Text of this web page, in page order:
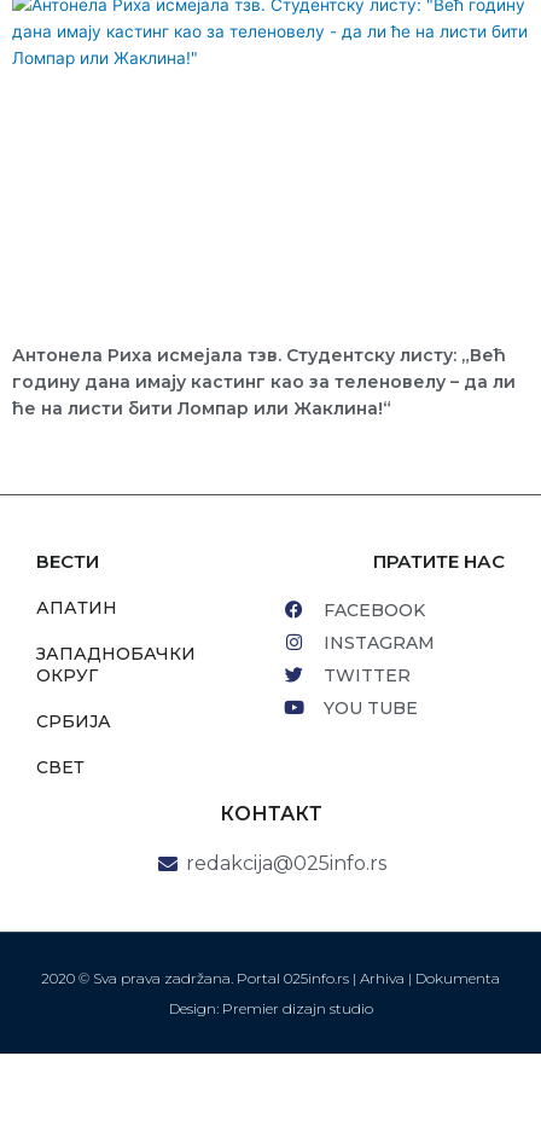
Антонела Риха исмејала тзв. Студентску листу: „Већ
годину дана имају кастинг као за теленовелу – да ли
ће на листи бити Ломпар или Жаклина!“
ВЕСТИ
АПАТИН
ЗАПАДНОБАЧКИ
ОКРУГ
СРБИЈА
СВЕТ
ПРАТИТЕ НАС
FACEBOOK
INSTAGRAM
TWITTER
YOU TUBE
КОНТАКТ
redakcija@025info.rs
2020 © Sva prava zadržana. Portal 025info.rs | Arhiva | Dokumenta
Design: Premier dizajn studio